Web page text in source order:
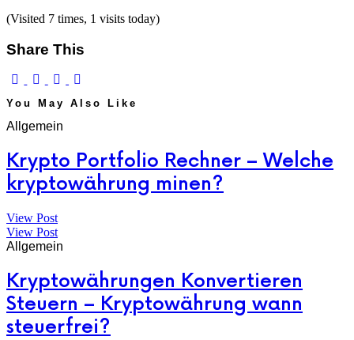
(Visited 7 times, 1 visits today)
Share This
You May Also Like
Allgemein
Krypto Portfolio Rechner – Welche
kryptowährung minen?
View Post
View Post
Allgemein
Kryptowährungen Konvertieren
Steuern – Kryptowährung wann
steuerfrei?